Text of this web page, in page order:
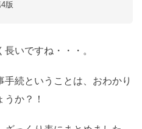
版
長いですね・・・。
続ということは、おわかり
か？！